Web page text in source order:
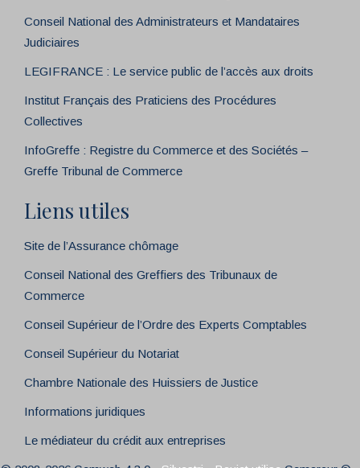
Conseil National des Administrateurs et Mandataires
Judiciaires
LEGIFRANCE : Le service public de l’accès aux droits
Institut Français des Praticiens des Procédures
Collectives
InfoGreffe : Registre du Commerce et des Sociétés –
Greffe Tribunal de Commerce
Liens utiles
Site de l’Assurance chômage
Conseil National des Greffiers des Tribunaux de
Commerce
Conseil Supérieur de l’Ordre des Experts Comptables
Conseil Supérieur du Notariat
Chambre Nationale des Huissiers de Justice
Informations juridiques
Le médiateur du crédit aux entreprises